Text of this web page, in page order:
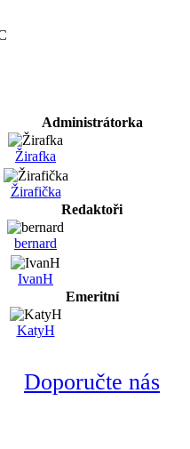
Administrátorka
Žirafka
Žirafička
Redaktoři
bernard
IvanH
Emeritní
KatyH
Doporučte nás